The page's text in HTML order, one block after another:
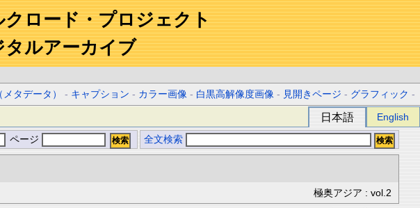
ロード・プロジェクト
タルアーカイブ
タデータ） - キャプション - カラー画像 - 白黒高解像度画像 - 見開きページ - グラフィック -
日本語 English
ページ 全文検索
極奥アジア : vol.2